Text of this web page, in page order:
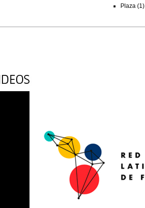
Plaza (1)